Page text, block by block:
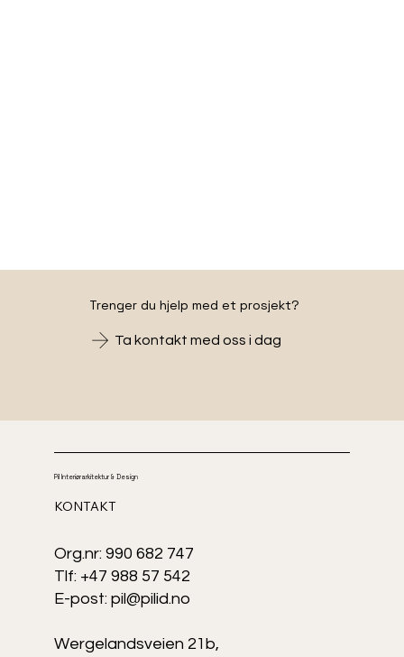
Trenger du hjelp med et prosjekt?
Ta kontakt med oss i dag
Pil Interiørarkitektur & Design
KONTAKT
Org.nr: 990 682 747
Tlf: +47 988 57 542
E-post: pil@pilid.no
Wergelandsveien 21b,